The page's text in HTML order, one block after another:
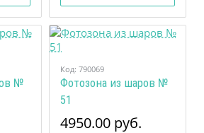
№
Код: 790069
Фотозона из шаров №
51
4950.00 руб.